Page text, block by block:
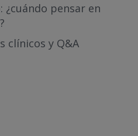
¿cuándo pensar en
clínicos y Q&A